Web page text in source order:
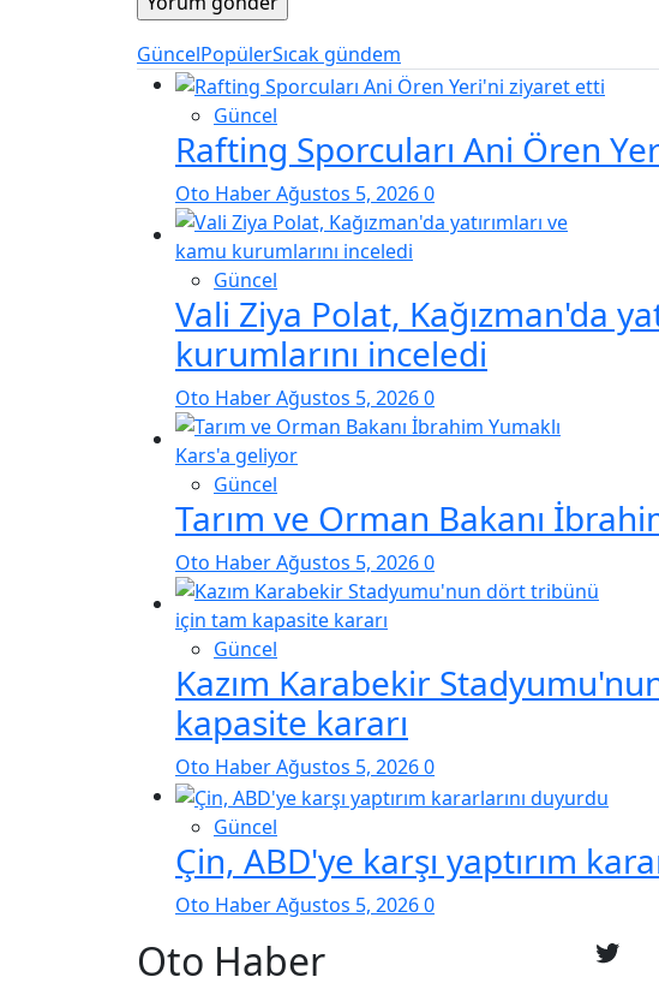
GüncelPopülerSıcak gündem
Güncel
Rafting Sporcuları Ani Ören
Oto HaberAğustos 5, 20260
Güncel
Vali Ziya Polat, Kağızman'da
kurumlarını inceledi
Oto HaberAğustos 5, 20260
Güncel
Tarım ve Orman Bakanı
Oto HaberAğustos 5, 20260
Güncel
Kazım Karabekir
kapasite kararı
Oto HaberAğustos 5, 20260
Güncel
Çin, ABD'ye karşı yaptırım
Oto HaberAğustos 5, 20260
Oto Haber